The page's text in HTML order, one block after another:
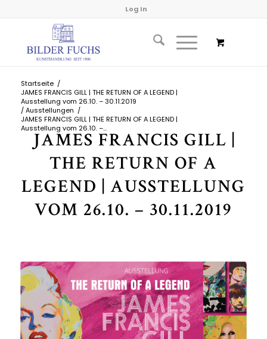
Log In
Startseite /
JAMES FRANCIS GILL | THE RETURN OF A LEGEND |
Ausstellung vom 26.10. – 30.11.2019
/ Ausstellungen /
JAMES FRANCIS GILL | THE RETURN OF A LEGEND |
Ausstellung vom 26.10. –...
JAMES FRANCIS GILL |
THE RETURN OF A
LEGEND | AUSSTELLUNG
VOM 26.10. – 30.11.2019